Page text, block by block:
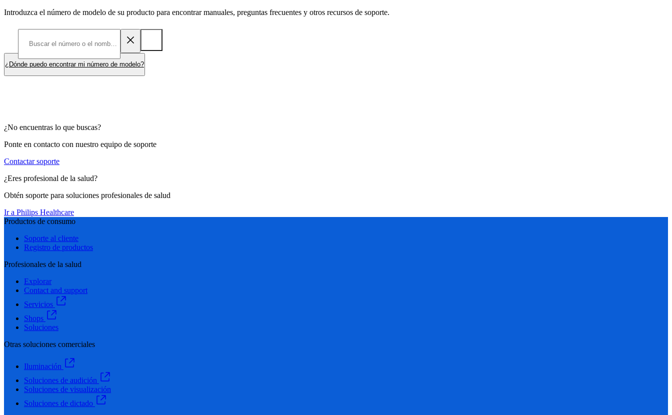
Introduzca el número de modelo de su producto para encontrar manuales, preguntas frecuentes y otros recursos de soporte.
¿Dónde puedo encontrar mi número de modelo?
¿No encuentras lo que buscas?
Ponte en contacto con nuestro equipo de soporte
Contactar soporte
¿Eres profesional de la salud?
Obtén soporte para soluciones profesionales de salud
Ir a Philips Healthcare
Productos de consumo
Soporte al cliente
Registro de productos
Profesionales de la salud
Explorar
Contact and support
Servicios
Shops
Soluciones
Otras soluciones comerciales
Iluminación
Soluciones de audición
Soluciones de visualización
Soluciones de dictado